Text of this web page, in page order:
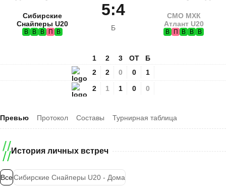
Сибирские
Снайперы U20
В В В П В
5:4
Б
СМО МХК
Атлант U20
В П В В В
1
2
2
2
2
1
3
0
1
ОТ
0
0
Б
1
0
Превью Протокол Составы Турнирная таблица
История личных встреч
ВсеСибирские Снайперы U20 - Дома